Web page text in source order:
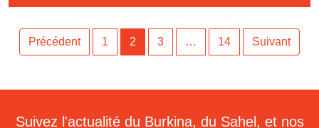
Précédent 1 2 3 … 14 Suivant
Suivez l'actualité du Burkina, du Sahel, et nos